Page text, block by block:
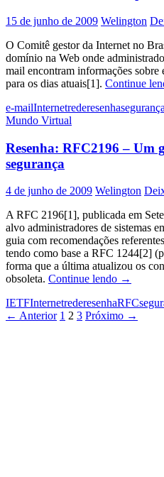
15 de junho de 2009 Welington
O Comitê gestor da Internet no
domínio na Web onde
mail encontram informações sobre
para os dias atuais[1]. Continue
e-mailInternetrederesenhasegurança
Mundo Virtual
Resenha: RFC2196 – Um
segurança
4 de junho de 2009 Welington
A RFC 2196[1], publicada em
alvo administradores de sistemas
guia com recomendações
tendo como base a RFC 1244[2]
forma que a última atualizou os
obsoleta. Continue lendo Resenha:
–
Um
→
IETFInternetrederesenhaRFC
Navegação
← Anterior 1 2 3 Próximo →